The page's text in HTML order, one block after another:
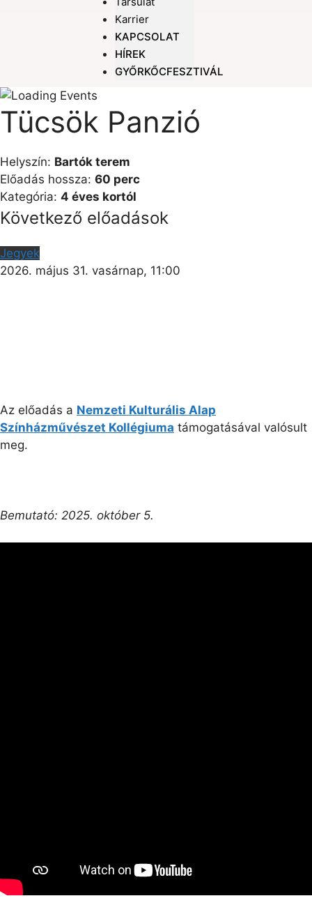
Karrier
KAPCSOLAT
HÍREK
GYŐRKŐCFESZTIVÁL
Tücsök Panzió
Helyszín: Bartók terem
Előadás hossza: 60 perc
Kategória: 4 éves kortól
Következő előadások
Jegyek
2026. május 31. vasárnap, 11:00
Az előadás a Nemzeti Kulturális Alap
Színházművészet Kollégiuma támogatásával valósult
meg.
Bemutató: 2025. október 5.